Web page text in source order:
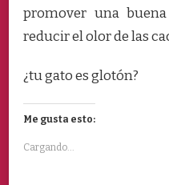
promover una
reducir el olor de las
¿tu gato es glotón?
Me gusta esto:
Cargando...